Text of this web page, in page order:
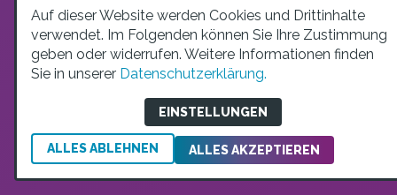
Auf dieser Website werden Cookies und Drittinhalte
verwendet. Im Folgenden können Sie Ihre Zustimmung
geben oder widerrufen. Weitere Informationen finden
Sie in unserer Datenschutzerklärung.
EINSTELLUNGEN
ALLES ABLEHNEN ALLES AKZEPTIEREN